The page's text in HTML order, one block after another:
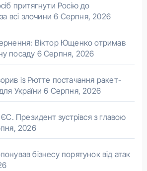
притягнути Росію до
всі злочини 6 Серпня, 2026
Віктор Ющенко отримав
посаду 6 Серпня, 2026
із Рютте постачання ракет-
України 6 Серпня, 2026
Президент зустрівся з главою
2026
бізнесу порятунок від атак